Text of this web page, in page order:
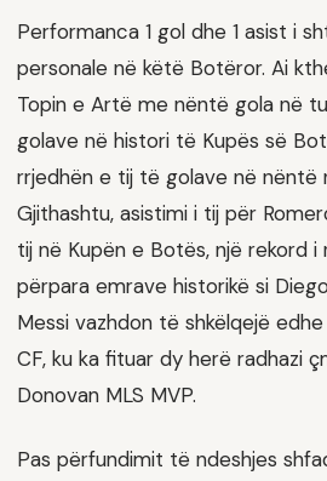
Performanca 1 gol dhe 1 asist i
personale në këtë Botëror. Ai
Topin e Artë me nëntë gola në
golave në histori të Kupës së
rrjedhën e tij të golave në nëntë
Gjithashtu, asistimi i tij për
tij në Kupën e Botës, një rekord
përpara emrave historikë si
Messi vazhdon të shkëlqejë
CF, ku ka fituar dy herë radhazi
Donovan MLS MVP.
Pas përfundimit të ndeshjes